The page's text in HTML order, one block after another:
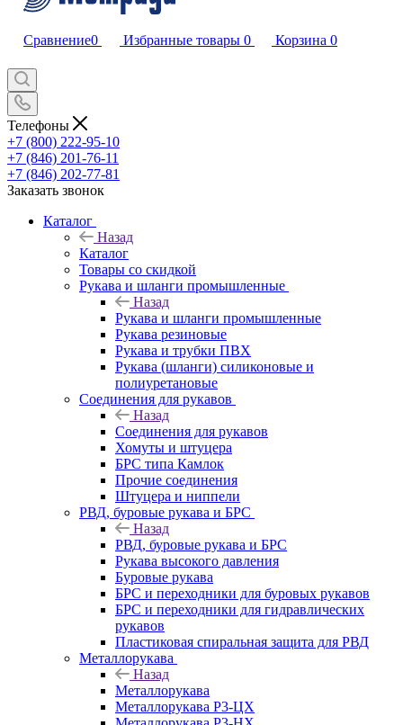
Сравнение0 Избранные товары 0 Корзина 0
Телефоны
+7 (800) 222-95-10
+7 (846) 201-76-11
+7 (846) 202-77-81
Заказать звонок
Каталог
Назад
Каталог
Товары со скидкой
Рукава и шланги промышленные
Назад
Рукава и шланги промышленные
Рукава резиновые
Рукава и трубки ПВХ
Рукава (шланги) силиконовые и
полиуретановые
Соединения для рукавов
Назад
Соединения для рукавов
Хомуты и штуцера
БРС типа Камлок
Прочие соединения
Штуцера и ниппели
РВД, буровые рукава и БРС
Назад
РВД, буровые рукава и БРС
Рукава высокого давления
Буровые рукава
БРС и переходники для буровых рукавов
БРС и переходники для гидравлических
рукавов
Пластиковая спиральная защита для РВД
Металлорукава
Назад
Металлорукава
Металлорукава Р3-ЦХ